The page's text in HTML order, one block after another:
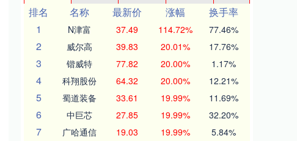
排名
名称 最新价 涨幅
换手率
1
N津富 37.49 114.72% 77.46%
2 威尔高 39.83 20.01% 17.76%
3 锴威特 77.82 20.00% 1.17%
4 科翔股份 64.32 20.00% 12.21%
5 蜀道装备 33.61 19.99% 11.69%
6 中巨芯 27.85 19.99% 32.20%
7 广哈通信 19.03 19.99% 5.84%